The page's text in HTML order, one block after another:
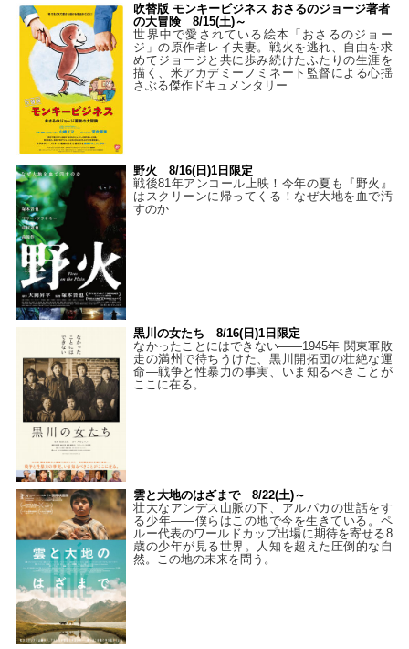
吹替版 モンキービジネス おさるのジョージ著者
の大冒険 8/15(土)～
世界中で愛されている絵本「おさるのジョー
ジ」の原作者レイ夫妻。戦火を逃れ、自由を求
めてジョージと共に歩み続けたふたりの生涯を
描く、米アカデミーノミネート監督による心揺
さぶる傑作ドキュメンタリー
野火 8/16(日)1日限定
戦後81年アンコール上映！今年の夏も『野火』
はスクリーンに帰ってくる！なぜ大地を血で汚
すのか
黒川の女たち 8/16(日)1日限定
なかったことにはできない——1945年 関東軍敗
走の満州で待ちうけた、黒川開拓団の壮絶な運
命―戦争と性暴力の事実、いま知るべきことが
ここに在る。
雲と大地のはざまで 8/22(土)～
壮大なアンデス山脈の下、アルパカの世話をす
る少年――僕らはこの地で今を生きている。ペ
ルー代表のワールドカップ出場に期待を寄せる8
歳の少年が見る世界。人知を超えた圧倒的な自
然。この地の未来を問う。